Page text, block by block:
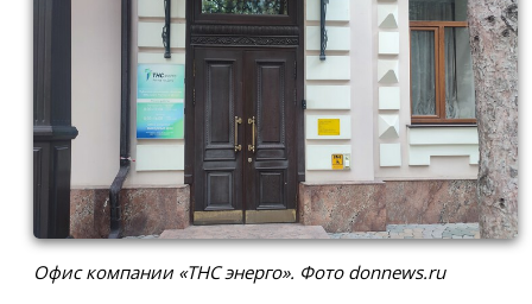
Офис компании «ТНС энерго». Фото donnews.ru